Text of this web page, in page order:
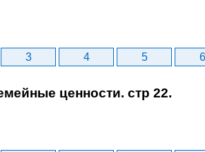
3 4 5 6
ценности. стр 22.